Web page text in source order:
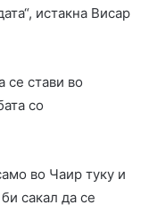
истакна Висар
се стави во
со
во Чаир туку и
сакал да се